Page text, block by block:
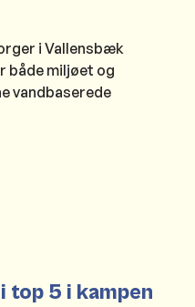
i Vallensbæk
både miljøet og
vandbaserede
5 i kampen